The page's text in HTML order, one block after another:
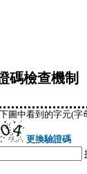
碼檢查機制
圖中看到的字元(字
更換驗證碼